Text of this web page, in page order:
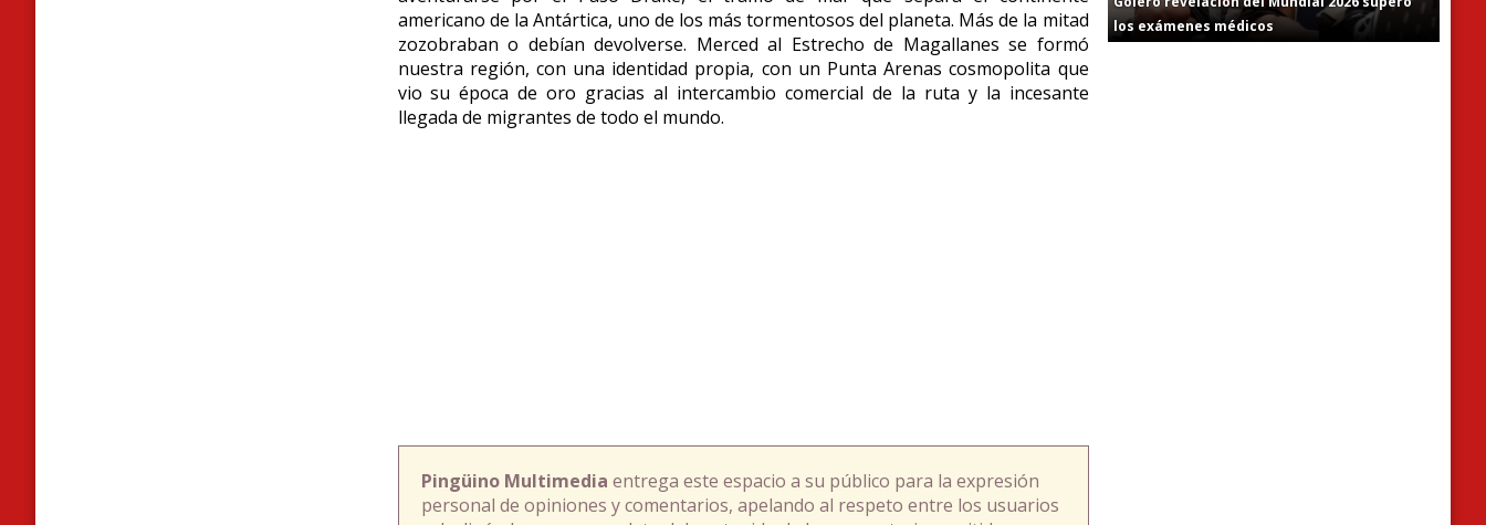
americano de la Antártica, uno de los más tormentosos del planeta. Más de la mitad
zozobraban o debían devolverse. Merced al Estrecho de Magallanes se formó
nuestra región, con una identidad propia, con un Punta Arenas cosmopolita que
vio su época de oro gracias al intercambio comercial de la ruta y la incesante
llegada de migrantes de todo el mundo.
Pingüino Multimedia entrega este espacio a su público para la expresión
personal de opiniones y comentarios, apelando al respeto entre los usuarios
los exámenes médicos